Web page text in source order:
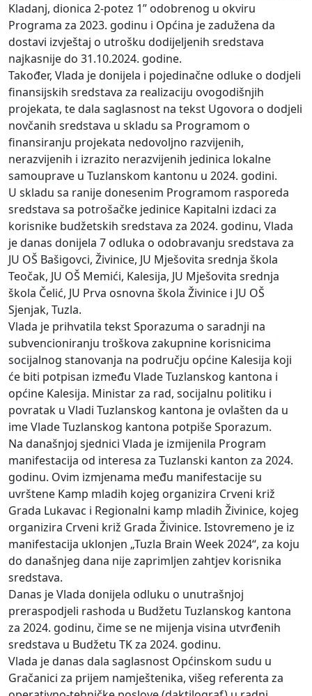
Kladanj, dionica 2-potez 1” odobrenog u okviru
Programa za 2023. godinu i Općina je zadužena da
dostavi izvještaj o utrošku dodijeljenih sredstava
najkasnije do 31.10.2024. godine.
Također, Vlada je donijela i pojedinačne odluke o dodjeli
finansijskih sredstava za realizaciju ovogodišnjih
projekata, te dala saglasnost na tekst Ugovora o dodjeli
novčanih sredstava u skladu sa Programom o
finansiranju projekata nedovoljno razvijenih,
nerazvijenih i izrazito nerazvijenih jedinica lokalne
samouprave u Tuzlanskom kantonu u 2024. godini.
U skladu sa ranije donesenim Programom rasporeda
sredstava sa potrošačke jedinice Kapitalni izdaci za
korisnike budžetskih sredstava za 2024. godinu, Vlada
je danas donijela 7 odluka o odobravanju sredstava za
JU OŠ Bašigovci, Živinice, JU Mješovita srednja škola
Teočak, JU OŠ Memići, Kalesija, JU Mješovita srednja
škola Čelić, JU Prva osnovna škola Živinice i JU OŠ
Sjenjak, Tuzla.
Vlada je prihvatila tekst Sporazuma o saradnji na
subvencioniranju troškova zakupnine korisnicima
socijalnog stanovanja na području općine Kalesija koji
će biti potpisan između Vlade Tuzlanskog kantona i
općine Kalesija. Ministar za rad, socijalnu politiku i
povratak u Vladi Tuzlanskog kantona je ovlašten da u
ime Vlade Tuzlanskog kantona potpiše Sporazum.
Na današnjoj sjednici Vlada je izmijenila Program
manifestacija od interesa za Tuzlanski kanton za 2024.
godinu. Ovim izmjenama među manifestacije su
uvrštene Kamp mladih kojeg organizira Crveni križ
Grada Lukavac i Regionalni kamp mladih Živinice, kojeg
organizira Crveni križ Grada Živinice. Istovremeno je iz
manifestacija uklonjen „Tuzla Brain Week 2024“, za koju
do današnjeg dana nije zaprimljen zahtjev korisnika
sredstava.
Danas je Vlada donijela odluku o unutrašnjoj
preraspodjeli rashoda u Budžetu Tuzlanskog kantona
za 2024. godinu, čime se ne mijenja visina utvrđenih
sredstava u Budžetu TK za 2024. godinu.
Vlada je danas dala saglasnost Općinskom sudu u
Gračanici za prijem namještenika, višeg referenta za